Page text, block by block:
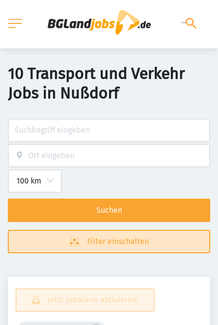
10 Transport und Verkehr
Jobs in Nußdorf
Suchen
Filter einschalten
Jetzt Jobalarm aktivieren!